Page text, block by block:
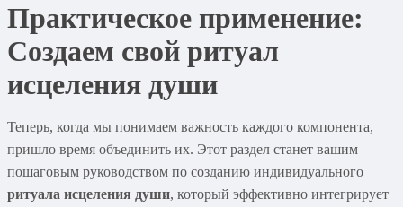
Практическое применение:
Создаем свой ритуал
исцеления души
Теперь, когда мы понимаем важность каждого компонента,
пришло время объединить их. Этот раздел станет вашим
пошаговым руководством по созданию индивидуального
ритуала исцеления души, который эффективно интегрирует